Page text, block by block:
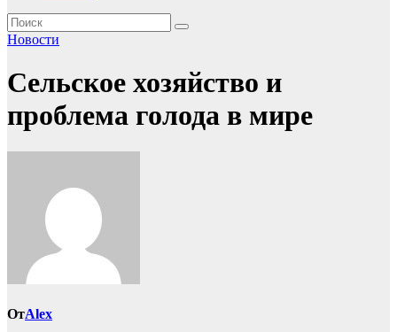
Новости
Сельское хозяйство и
проблема голода в мире
ОтAlex